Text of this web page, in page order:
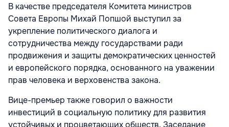
В качестве председателя Комитета министров
Совета Европы Михай Попшой выступил за
укрепление политического диалога и
сотрудничества между государствами ради
продвижения и защиты демократических ценностей
и европейского порядка, основанного на уважении
прав человека и верховенства закона.
Вице-премьер также говорил о важности
инвестиций в социальную политику для развития
устойчивых и процветающих обществ. Заседание